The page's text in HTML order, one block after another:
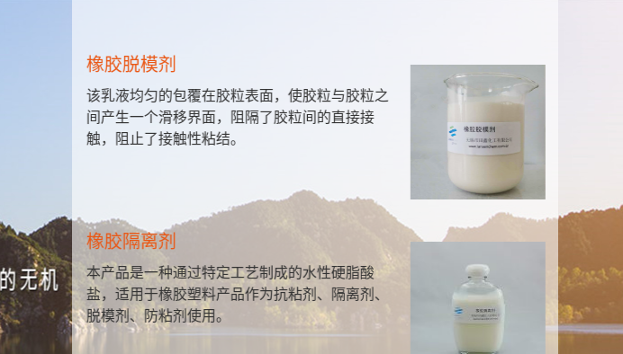
橡胶脱模剂
该乳液均匀的包覆在胶粒表面，使胶粒与胶粒之
间产生一个滑移界面，阻隔了胶粒间的直接接
触，阻止了接触性粘结。
橡胶隔离剂
本产品是一种通过特定工艺制成的水性硬脂酸
盐，适用于橡胶塑料产品作为抗粘剂、隔离剂、
脱模剂、防粘剂使用。
本
有